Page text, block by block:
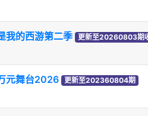
我的西游第二季 更新至20260803期
元舞台2026 更新至202360804期